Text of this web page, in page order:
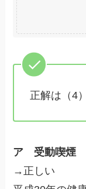
正解は（4）
ア 受動喫
→正しい